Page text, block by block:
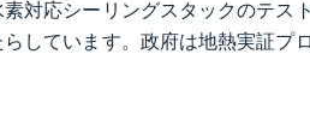
対応シーリングスタックのテ
しています。政府は地熱実証プ